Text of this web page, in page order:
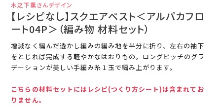
木之下薫さんデザイン
【レシピなし】スクエアベスト＜アルパカフロ
ート04P＞（編み物 材料セット）
増減なく編んだ透かし編みの編み地を半分に折り、左右の袖下
をとじれば完成する軽やかなはおりもの。ロングピッチのグラ
デーションが美しい手編み糸１玉で編み上がります。
こちらの材料セットにはレシピ(つくり方シート)は含まれてお
りません。